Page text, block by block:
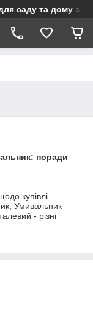
саду та дому з
поради
купівлі.
Умивальник
- різні